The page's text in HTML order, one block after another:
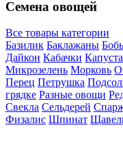
Семена овощей
Все товары категории
Базилик Баклажаны
Дайкон Кабачки Капуста
Микрозелень Морковь
Перец Петрушка
грядке Разные овощи
Свекла Сельдерей
Физалис Шпинат